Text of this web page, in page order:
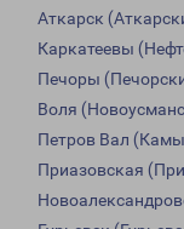
Аткарск
Каркатеевы
Печоры
Воля
Петров Вал
Приазовская